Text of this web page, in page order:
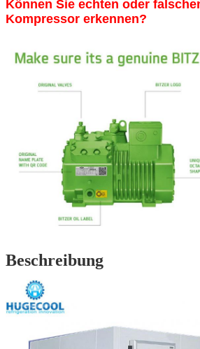
Können Sie echten oder
Kompressor erkennen?
Beschreibung